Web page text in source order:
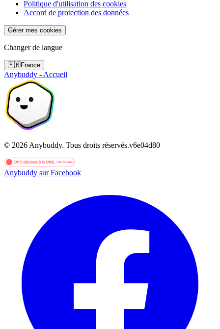
Politique d'utilisation des cookies
Accord de protection des données
Gérer mes cookies
Changer de langue
🇫🇷France
Anybuddy - Accueil
© 2026 Anybuddy. Tous droits réservés.v6e04d80
Anybuddy sur Facebook